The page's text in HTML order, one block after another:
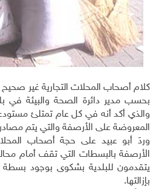
كلام أصحاب المحلات التجارية غير
بحسب مدير دائرة الصحة والبيئة في
والذي أكد أنه في كل عام تمتلئ
المعروضة على الأرصفة والتي يتم
وردَ أبو عبيد على حجة أصحاب
الأرصفة بالبسطات التي تقف أمام
يتقدمون للبلدية بشكوى بوجود بسطة
بإزالتها.